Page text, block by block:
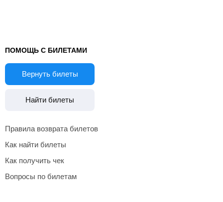
ПОМОЩЬ С БИЛЕТАМИ
Вернуть билеты
Найти билеты
Правила возврата билетов
Как найти билеты
Как получить чек
Вопросы по билетам